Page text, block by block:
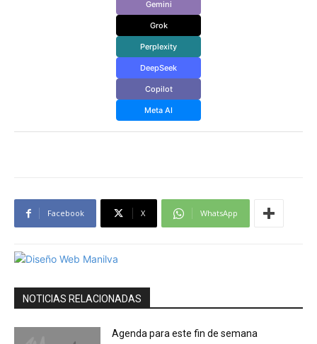
Gemini
Grok
Perplexity
DeepSeek
Copilot
Meta AI
Facebook X WhatsApp
NOTICIAS RELACIONADAS
Agenda para este fin de semana